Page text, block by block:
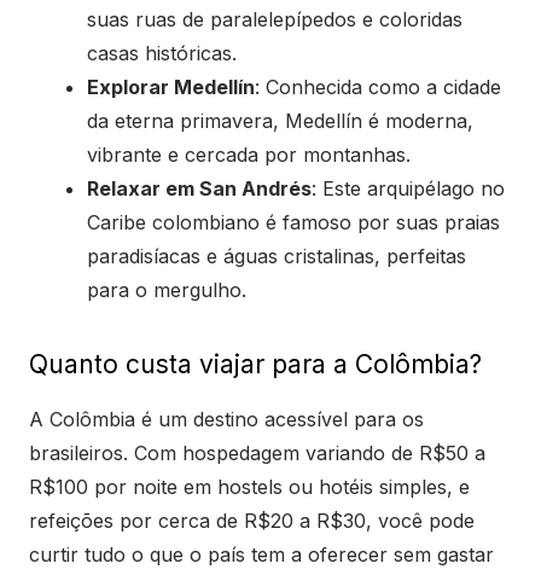
suas ruas de paralelepípedos e coloridas
casas históricas.
Explorar Medellín: Conhecida como a cidade
da eterna primavera, Medellín é moderna,
vibrante e cercada por montanhas.
Relaxar em San Andrés: Este arquipélago no
Caribe colombiano é famoso por suas praias
paradisíacas e águas cristalinas, perfeitas
para o mergulho.
Quanto custa viajar para a Colômbia?
A Colômbia é um destino acessível para os
brasileiros. Com hospedagem variando de R$50 a
R$100 por noite em hostels ou hotéis simples, e
refeições por cerca de R$20 a R$30, você pode
curtir tudo o que o país tem a oferecer sem gastar